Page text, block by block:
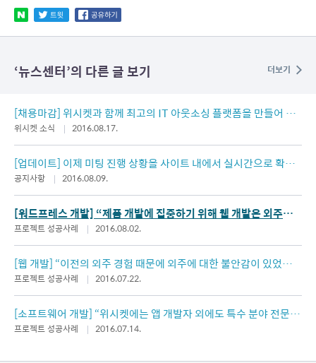
‘뉴스센터 ’의 다른 글 보기 더보기
[채용마감] 위시켓과 함께 최고의 IT 아웃소싱 플랫폼을 만들어 나
갈 기획자님을 모십니다
위시켓 소식 2016.08.17.
[업데이트] 이제 미팅 진행 상황을 사이트 내에서 실시간으로 확인
하실 수 있습니다!
공지사항 2016.08.09.
[워드프레스 개발] “제품 개발에 집중하기 위해 웹 개발은 외주를
맡기기로 결정했습니다.”
프로젝트 성공사례 2016.08.02.
[웹 개발] “이전의 외주 경험 때문에 외주에 대한 불안감이 있었는
데, 위시켓을 통해 해소할 수 있었습니다.
프로젝트 성공사례 2016.07.22.
[소프트웨어 개발] “위시켓에는 앱 개발자 외에도 특수 분야 전문 개
발자들이 많아 의뢰하게 되었습니다.”
프로젝트 성공사례 2016.07.14.